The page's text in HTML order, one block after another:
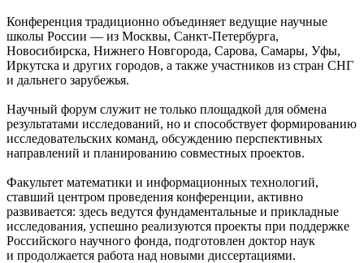
Конференция традиционно объединяет ведущие научные
школы России — из Москвы, Санкт-Петербурга,
Новосибирска, Нижнего Новгорода, Сарова, Самары, Уфы,
Иркутска и других городов, а также участников из стран СНГ
и дальнего зарубежья.
Научный форум служит не только площадкой для обмена
результатами исследований, но и способствует формированию
исследовательских команд, обсуждению перспективных
направлений и планированию совместных проектов.
Факультет математики и информационных технологий,
ставший центром проведения конференции, активно
развивается: здесь ведутся фундаментальные и прикладные
исследования, успешно реализуются проекты при поддержке
Российского научного фонда, подготовлен доктор наук
и продолжается работа над новыми диссертациями.